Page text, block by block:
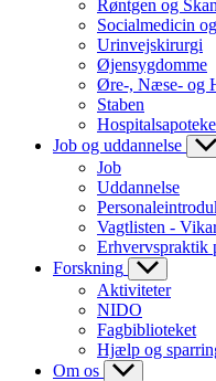
Røntgen og
Socialmedicin
Urinvejskirurgi
Øjensygdomme
Øre-, Næse- og
Staben
Job og uddannelse
Job
Uddannelse
Vagtlisten -
Erhvervspraktik
Forskning
Aktiviteter
NIDO
Fagbiblioteket
Hjælp og
Om os